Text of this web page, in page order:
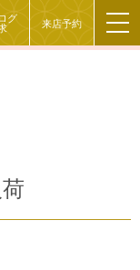
グ 来店予約